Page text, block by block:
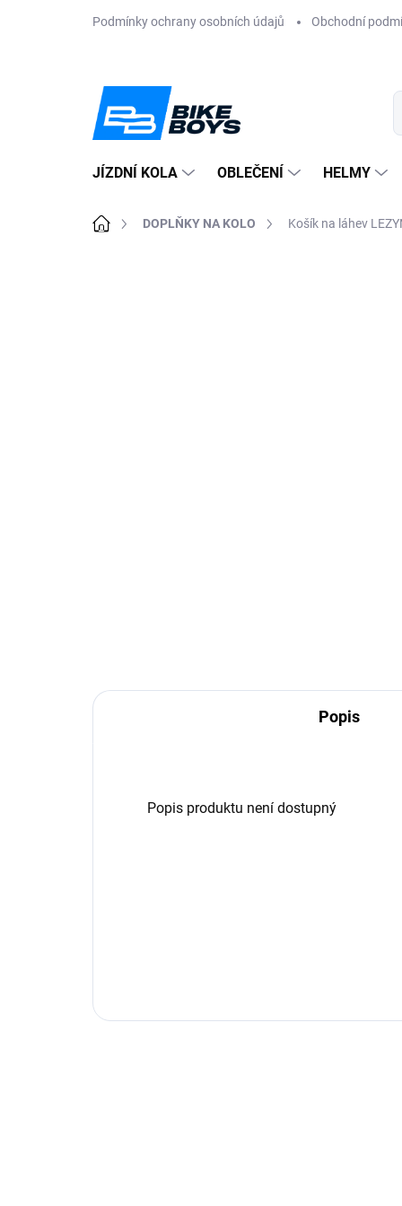
Podmínky ochrany osobních údajů Obchodní
JÍZDNÍ KOLA OBLEČENÍ HELMY
Domů DOPLŇKY NA KOLO Košík na láhev
Popis
Popis produktu není dostupný